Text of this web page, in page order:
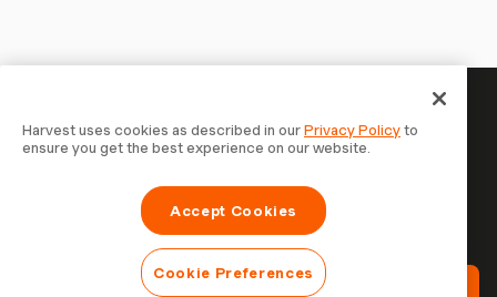
Seu tempo merece ser
registrado — comece agora
Junte-se a mais de 70.000 empresas que controlam o
tempo, faturam clientes e recebem mais rápido com
Teste Harvest Grátis
Harvest uses cookies as described in ourPrivacy Policyto
ensure you get the best experience on our website.
Accept Cookies
Cookie Preferences